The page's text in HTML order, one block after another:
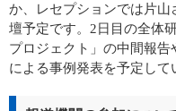
か、レセプションでは片
壇予定です。2日目の全体
プロジェクト」の中間報
による事例発表を予定して